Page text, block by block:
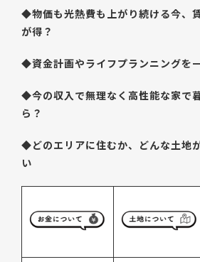
◆物価も光熱費も上がり続ける今、
が得？
◆資金計画やライフプランニングを
◆今の収入で無理なく高性能な家で
ら？
◆どのエリアに住むか、どんな土地
い